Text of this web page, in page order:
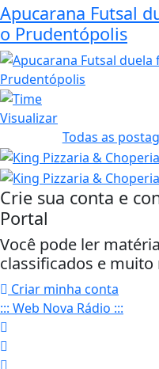
Apucarana Futsal
o Prudentópolis
Visualizar
Todas as
Crie sua conta e
Portal
Você pode ler
classificados e muito
Criar minha conta
::: Web Nova Rádio :::